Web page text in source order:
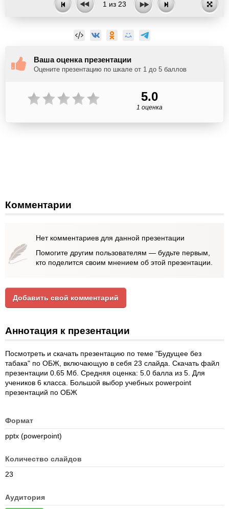
1 из 23
Ваша оценка презентации
Оцените презентацию по шкале от 1 до 5 баллов
5.0
1 оценка
Комментарии
Нет комментариев для данной презентации
Помогите другим пользователям — будьте первым,
кто поделится своим мнением об этой презентации.
Добавить свой комментарий
Аннотация к презентации
Посмотреть и скачать презентацию по теме "Будущее без
табака" по ОБЖ, включающую в себя 23 слайда. Скачать файл
презентации 0.65 Мб. Средняя оценка: 5.0 балла из 5. Для
учеников 6 класса. Большой выбор учебных powerpoint
презентаций по ОБЖ
Формат
pptx (powerpoint)
Количество слайдов
23
Аудитория